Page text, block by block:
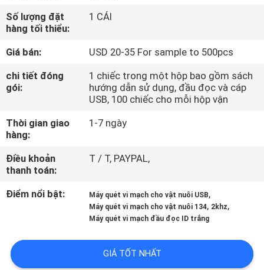
VỀ
CHÚNG
TÔI
THAM
QUAN
NHÀ
MÁY
KIỂM
CHẤT
LƯỢNG
Số lượng đặt
hàng tối thiểu:
1 CÁI
Giá bán:
USD 20-35 For sample to 500pcs
chi tiết đóng
gói:
1 chiếc trong một hộp bao gồm sách
hướng dẫn sử dụng, đầu đọc và cáp
USB, 100 chiếc cho mỗi hộp vận
Thời gian giao
hàng:
1-7 ngày
Điều khoản
thanh toán:
T / T, PAYPAL,
Điểm nổi bật: Máy quét vi mạch cho vật nuôi USB,
Máy quét vi mạch cho vật nuôi 134, 2khz,
Máy quét vi mạch đầu đọc ID trắng
GIÁ TỐT NHẤT